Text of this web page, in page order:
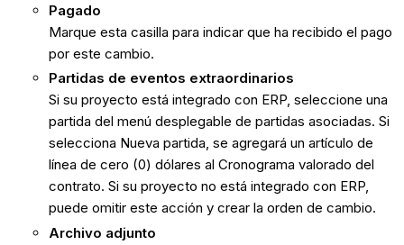
Pagado
Marque esta casilla para indicar que ha recibido el pago
por este cambio.
Partidas de eventos extraordinarios
Si su proyecto está integrado con ERP, seleccione una
partida del menú desplegable de partidas asociadas. Si
selecciona Nueva partida, se agregará un artículo de
línea de cero (0) dólares al Cronograma valorado del
contrato. Si su proyecto no está integrado con ERP,
puede omitir este acción y crear la orden de cambio.
Archivo adjunto